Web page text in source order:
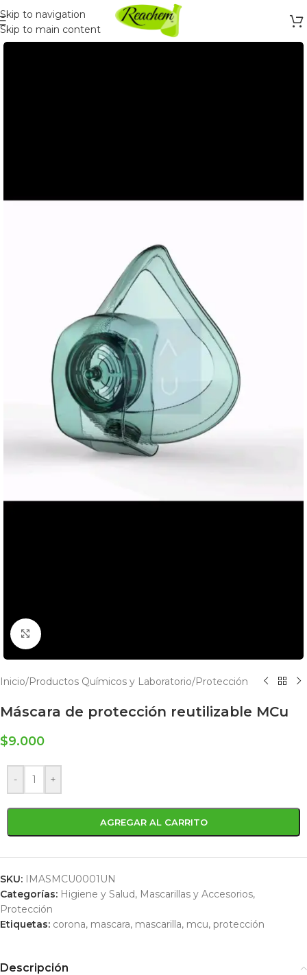
Skip to navigation
Skip to main content
Click to enlarge
Inicio/Productos Químicos y Laboratorio/Protección
Máscara de protección reutilizable MCu
$9.000
- +
AGREGAR AL CARRITO
SKU: IMASMCU0001UN
Categorías: Higiene y Salud, Mascarillas y Accesorios,
Protección
Etiquetas: corona, mascara, mascarilla, mcu, protección
Descripción